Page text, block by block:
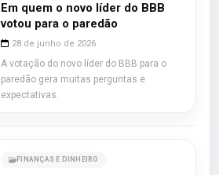
Em quem o novo líder do BBB
votou para o paredão
28 de junho de 2026
A votação do novo líder do BBB para o
paredão gera muitas perguntas e
expectativas.
FINANÇAS E DINHEIRO